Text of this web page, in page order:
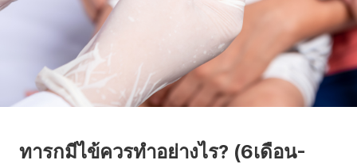
ทารกมีไข้ควรทำอย่างไร? (6เดือน-